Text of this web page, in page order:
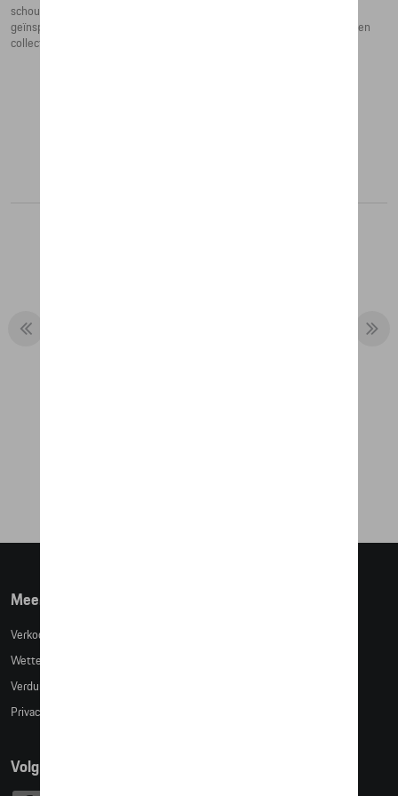
schouders en in de halslijn. Deze jas komt uit de Heritage collectie,
geïnspireerd op de 911 Sport Classic (992). Met deze bijzondere auto en
collectie gaat Porsche terug naar de jaren '60.
Meer info
Verkoopsvoorwaarden
Wettelijke bepalingen
Verduidelijking kledingmaten
Privacybeleid
Volg Ons